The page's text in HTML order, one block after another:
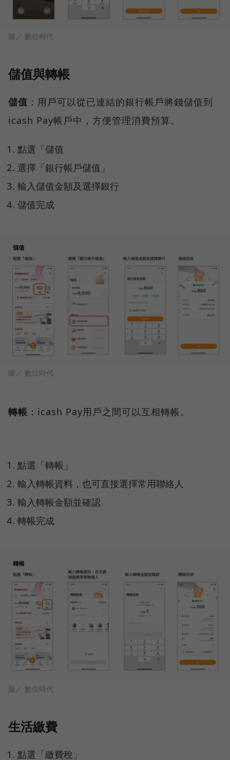
圖／ 數位時代
儲值與轉帳
儲值 ：用戶可以從已連結的銀行帳戶將錢儲值到
icash Pay帳戶中，方便管理消費預算。
點選「儲值
選擇「銀行帳戶儲值」
輸入儲值金額及選擇銀行
儲值完成
圖／ 數位時代
轉帳 ：icash Pay用戶之間可以互相轉帳。
點選「轉帳」
輸入轉帳資料，也可直接選擇常用聯絡人
輸入轉帳金額並確認
轉帳完成
圖／ 數位時代
生活繳費
點選「繳費稅」